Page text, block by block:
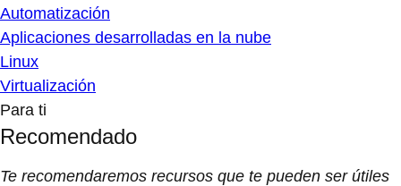
Automatización
Aplicaciones desarrolladas en la nube
Linux
Virtualización
Para ti
Recomendado
Te recomendaremos recursos que te pueden ser útiles